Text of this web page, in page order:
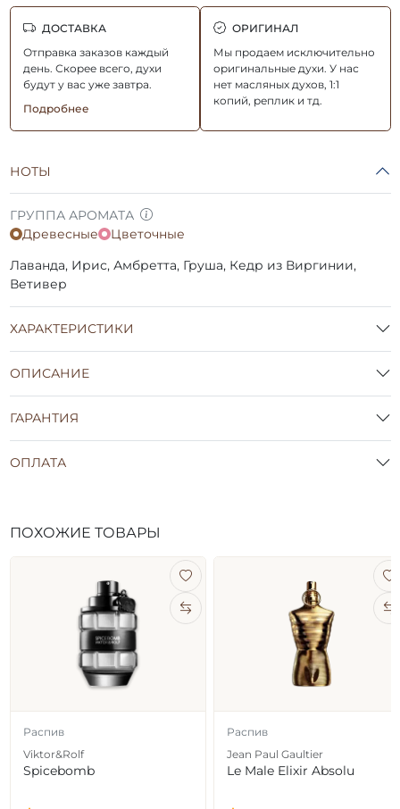
НОТЫ
ГРУППА АРОМАТА
Древесные
Цветочные
Лаванда, Ирис, Амбретта, Груша, Кедр из Виргинии,
Ветивер
ХАРАКТЕРИСТИКИ
ОПИСАНИЕ
ГАРАНТИЯ
ОПЛАТА
ДОСТАВКА
Отправка заказов каждый
день. Скорее всего, духи
будут у вас уже завтра.
Подробнее
ОРИГИНАЛ
Мы продаем исключительно
оригинальные духи. У нас
нет масляных духов, 1:1
копий, реплик и тд.
ПОХОЖИЕ ТОВАРЫ
Распив
Viktor&Rolf
Spicebomb
Распив
Jean Paul Gaultier
Le Male Elixir Absolu